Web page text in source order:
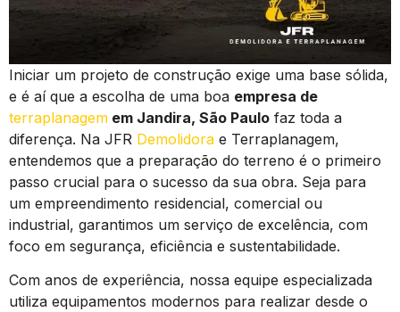
Iniciar um projeto de construção exige uma base sólida,
e é aí que a escolha de uma boa empresa de
terraplanagem em Jandira, São Paulo faz toda a
diferença. Na JFR Demolidora e Terraplanagem,
entendemos que a preparação do terreno é o primeiro
passo crucial para o sucesso da sua obra. Seja para
um empreendimento residencial, comercial ou
industrial, garantimos um serviço de excelência, com
foco em segurança, eficiência e sustentabilidade.
Com anos de experiência, nossa equipe especializada
utiliza equipamentos modernos para realizar desde o